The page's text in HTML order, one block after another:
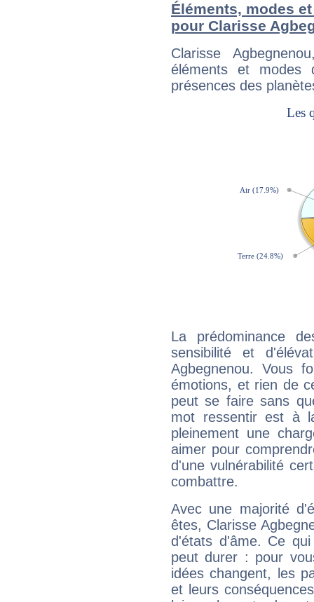
Éléments, modes
pour Clarisse
Clarisse
éléments et modes
présences des
La prédominance
sensibilité et
Agbegnenou. Vous
émotions, et rien de
peut se faire sans
mot ressentir est à
pleinement une
aimer pour
d'une vulnérabilité
combattre.
Avec une majorité
êtes, Clarisse
d'états d'âme. Ce
peut durer : pour
idées changent, les
et leurs